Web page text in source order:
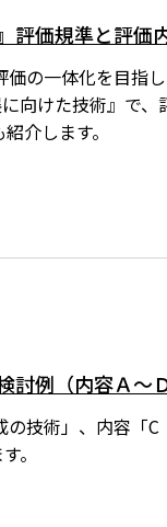
評価規準と評価
の一体化を目指
向けた技術』で
介します。
例（内容Ａ～Ｄ
技術」、内容「
。